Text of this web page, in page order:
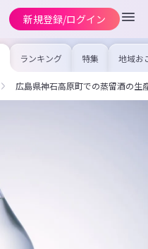
新規登録/ログイン
ランキング 特集 地域お
の求
を集め
事内容
を比較
合った
広島県神石高原町での蒸留酒の生